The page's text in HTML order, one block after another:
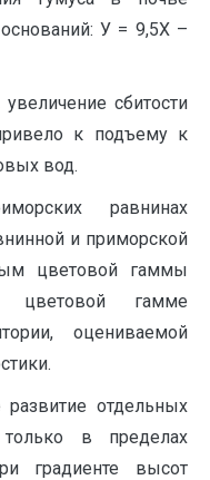
У = 9,5Х –
сбитости
к подъему к
вод.
равнинах
и приморской
цветовой гаммы
цветовой гамме
оцениваемой
отдельных
в пределах
градиенте высот